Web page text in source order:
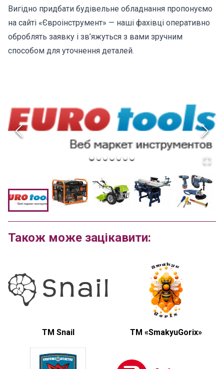
Вигідно придбати будівельне обладнання пропонуємо
на сайті «Євроінструмент» — наші фахівці оперативно
оброблять заявку і зв’яжуться з вами зручним
способом для уточнення деталей.
Також може зацікавити:
TM Snail ТМ «SmakyuGorix»